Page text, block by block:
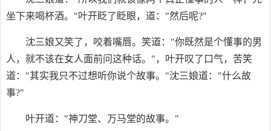
坐下来喝杯酒。"叶开眨了眨眼，道："然后呢?"
沈三娘又笑了，咬着嘴唇。笑道："你既然是个懂事的男
人，就不该在女人面前问这种话。"，叶开叹了口气，苦笑
道："其实我只不过想听你说个故事。"沈三娘道："什么故
事?"
叶开道："神刀堂、万马堂的故事。"